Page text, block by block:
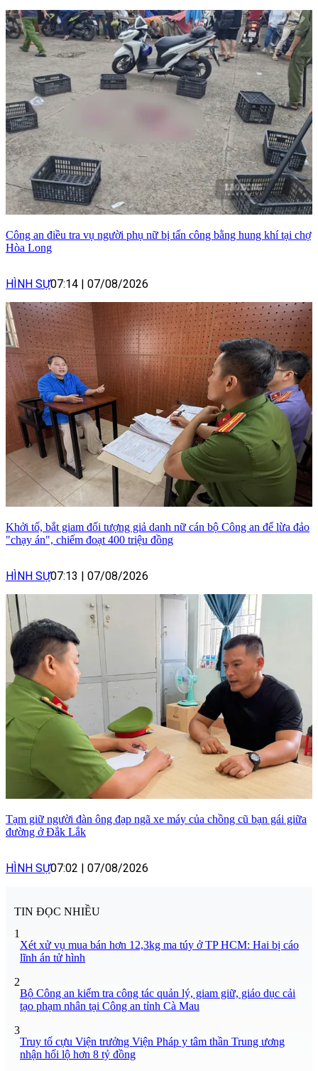
Công an điều tra vụ người phụ nữ bị tấn công bằng hung khí tại chợ
Hòa Long
HÌNH SỰ07:14 07/08/2026
Khởi tố, bắt giam đối tượng giả danh nữ cán bộ Công an để lừa đảo
"chạy án", chiếm đoạt 400 triệu đồng
HÌNH SỰ07:13 07/08/2026
Tạm giữ người đàn ông đạp ngã xe máy của chồng cũ bạn gái giữa
đường ở Đắk Lắk
HÌNH SỰ07:02 07/08/2026
TIN ĐỌC NHIỀU
1
Xét xử vụ mua bán hơn 12,3kg ma túy ở TP HCM: Hai bị cáo
lĩnh án tử hình
2
Bộ Công an kiểm tra công tác quản lý, giam giữ, giáo dục cải
tạo phạm nhân tại Công an tỉnh Cà Mau
3
Truy tố cựu Viện trưởng Viện Pháp y tâm thần Trung ương
nhận hối lộ hơn 8 tỷ đồng